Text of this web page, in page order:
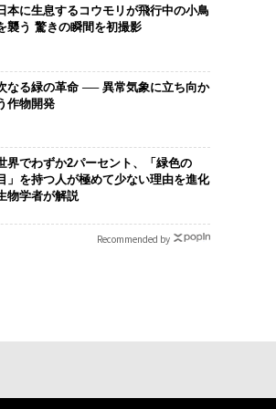
本に生息するコウモリが飛行中の小鳥
襲う 驚きの瞬間を初撮影
なる緑の革命 ── 異常気象に立ち向か
作物開発
界でわずか2パーセント、「緑色の
」を持つ人が極めて少ない理由を進化
物学者が解説
Recommended by